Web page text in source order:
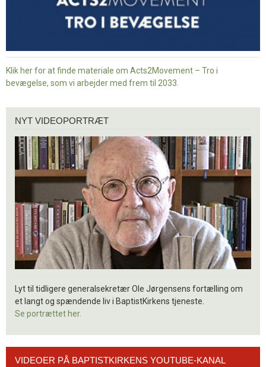
Klik her for at finde materiale om Acts2Movement – Tro i
bevægelse, som vi arbejder med frem til 2033.
videoportræt
NYT VIDEOPORTRÆT
Lyt til tidligere generalsekretær Ole Jørgensens fortælling om
et langt og spændende liv i BaptistKirkens tjeneste.
Se portrættet her.
VIDEOER PÅ BAPTISTKIRKENS YOUTUBE-KANAL